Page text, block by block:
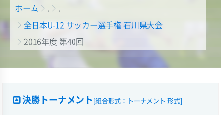
ホーム
全日本U-12 サッカー選手権 石川県大会
2016年度 第40回
決勝トーナメント [組合形式：トーナメント 形式]